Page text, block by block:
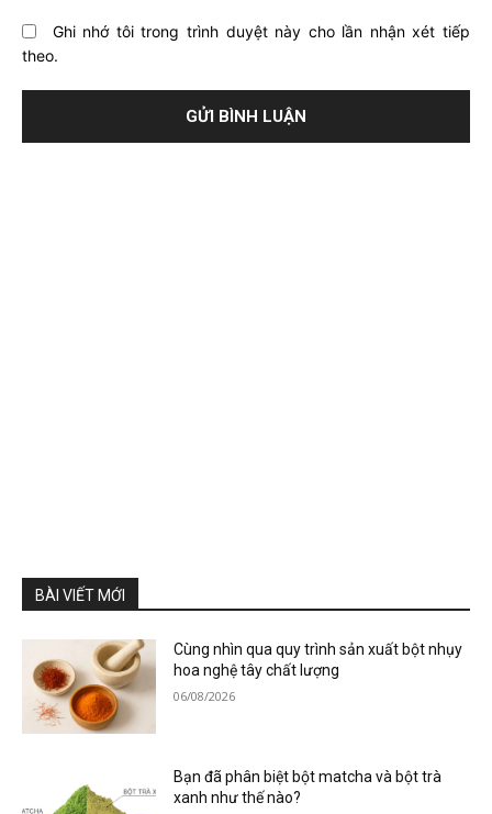
Ghi nhớ tôi trong trình duyệt này cho lần nhận xét tiếp
theo.
BÀI VIẾT MỚI
Cùng nhìn qua quy trình sản xuất bột nhụy
hoa nghệ tây chất lượng
06/08/2026
Bạn đã phân biệt bột matcha và bột trà
xanh như thế nào?